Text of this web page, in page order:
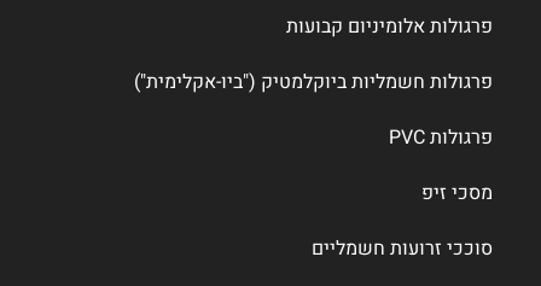
פרגולות אלומיניום קבועות
פרגולות חשמליות ביוקלמטיק ("ביו-אקלימית")
פרגולות PVC
מסכי זיפ
סוככי זרועות חשמליים